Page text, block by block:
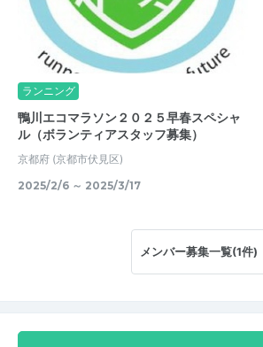
ランニング
鴨川エコマラソン２０２５早春スペシャ
ル（ボランティアスタッフ募集）
京都府 (京都市伏見区)
2025/2/6 ～ 2025/3/17
メンバー募集一覧(1件)